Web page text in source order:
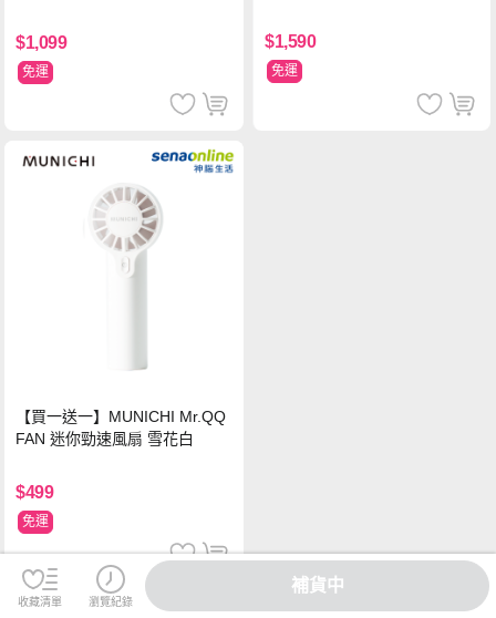
$1,099
免運
$1,590
免運
【買一送一】MUNICHI Mr.QQ
FAN 迷你勁速風扇 雪花白
$499
免運
收藏清單 瀏覽紀錄
補貨中